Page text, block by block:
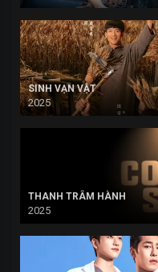
SINH VẠN VẬT
2025
THANH TRÂM HÀNH
2025